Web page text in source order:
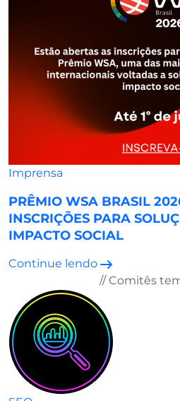
Imprensa
PRÊMIO WSA BRASIL
INSCRIÇÕES PARA
IMPACTO SOCIAL
Continue lendo
// Comitês